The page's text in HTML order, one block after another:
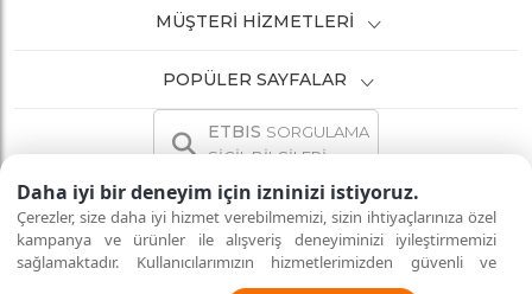
Daha iyi bir deneyim için izninizi istiyoruz.
Çerezler, size daha iyi hizmet verebilmemizi, sizin ihtiyaçlarınıza özel
kampanya ve ürünler ile alışveriş deneyiminizi iyileştirmemizi
sağlamaktadır. Kullanıcılarımızın hizmetlerimizden güvenli ve
eksiksiz şekilde faydalanmalarını sağlamak amacıyla sitemizi
MÜŞTERI HIZMETLERI
POPÜLER SAYFALAR
ETBIS SORGULAMA
SİCİL BİLGİLERİ
İNTERNETTE GÜVENLİ ALIŞVERİŞ